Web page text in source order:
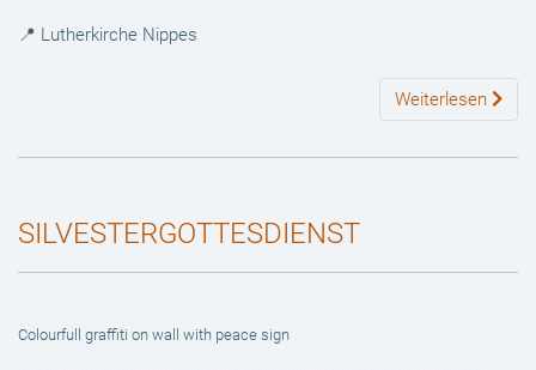
📍 Lutherkirche Nippes
Weiterlesen
SILVESTERGOTTESDIENST
Colourfull graffiti on wall with peace sign